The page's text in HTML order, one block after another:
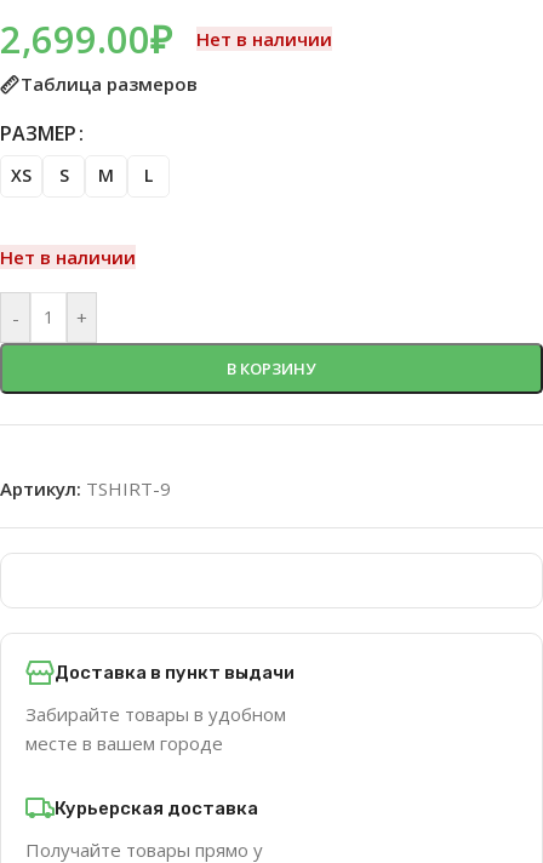
2,699.00₽
Нет в наличии
Таблица размеров
РАЗМЕР
XS S M L
Нет в наличии
- +
В КОРЗИНУ
Артикул: TSHIRT-9
Доставка в пункт выдачи
Забирайте товары в удобном
месте в вашем городе
Курьерская доставка
Получайте товары прямо у